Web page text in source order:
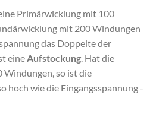
Primärwicklung mit 100
mit 200 Windungen
das Doppelte der
eineAufstockung. Hat die
Windungen, so ist die
hoch wie die Eingangsspannung -